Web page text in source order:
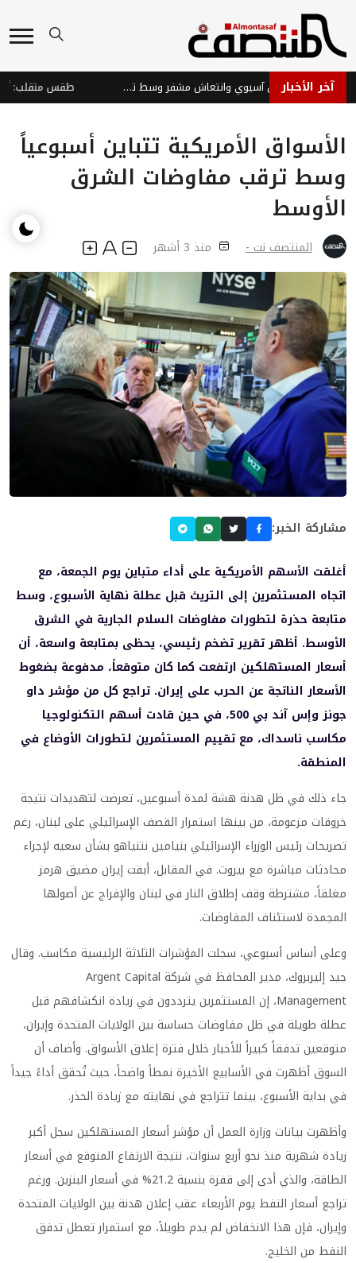
آخر الأخبار الأسواق العالمية: تباين آسيوي وانتعاش مشفر وسط تحديات
الأسواق الأمريكية تتباين أسبوعياً
وسط ترقب مفاوضات الشرق
الأوسط
المنتصف نت - منذ 3 أشهر
مشاركة الخبر:
أغلقت الأسهم الأمريكية على أداء متباين يوم الجمعة، مع
اتجاه المستثمرين إلى التريث قبل عطلة نهاية الأسبوع، وسط
متابعة حذرة لتطورات مفاوضات السلام الجارية في الشرق
الأوسط. أظهر تقرير تضخم رئيسي، يحظى بمتابعة واسعة، أن
أسعار المستهلكين ارتفعت كما كان متوقعاً، مدفوعة بضغوط
الأسعار الناتجة عن الحرب على إيران. تراجع كل من مؤشر داو
جونز وإس آند بي 500، في حين قادت أسهم التكنولوجيا
مكاسب ناسداك، مع تقييم المستثمرين لتطورات الأوضاع في
المنطقة.
جاء ذلك في ظل هدنة هشة لمدة أسبوعين، تعرضت لتهديدات نتيجة
خروقات مزعومة، من بينها استمرار القصف الإسرائيلي على لبنان، رغم
تصريحات رئيس الوزراء الإسرائيلي بنيامين نتنياهو بشأن سعيه لإجراء
محادثات مباشرة مع بيروت. في المقابل، أبقت إيران مضيق هرمز
مغلقاً، مشترطة وقف إطلاق النار في لبنان والإفراج عن أصولها
المجمدة لاستئناف المفاوضات.
وعلى أساس أسبوعي، سجلت المؤشرات الثلاثة الرئيسية مكاسب. وقال
جيد إليربروك، مدير المحافظ في شركة Argent Capital
Management، إن المستثمرين يترددون في زيادة انكشافهم قبل
عطلة طويلة في ظل مفاوضات حساسة بين الولايات المتحدة وإيران،
متوقعين تدفقاً كبيراً للأخبار خلال فترة إغلاق الأسواق. وأضاف أن
السوق أظهرت في الأسابيع الأخيرة نمطاً واضحاً، حيث تُحقق أداءً جيداً
في بداية الأسبوع، بينما تتراجع في نهايته مع زيادة الحذر.
وأظهرت بيانات وزارة العمل أن مؤشر أسعار المستهلكين سجل أكبر
زيادة شهرية منذ نحو أربع سنوات، نتيجة الارتفاع المتوقع في أسعار
الطاقة، والذي أدى إلى قفزة بنسبة 21.2% في أسعار البنزين. ورغم
تراجع أسعار النفط يوم الأربعاء عقب إعلان هدنة بين الولايات المتحدة
وإيران، فإن هذا الانخفاض لم يدم طويلاً، مع استمرار تعطل تدفق
النفط من الخليج.